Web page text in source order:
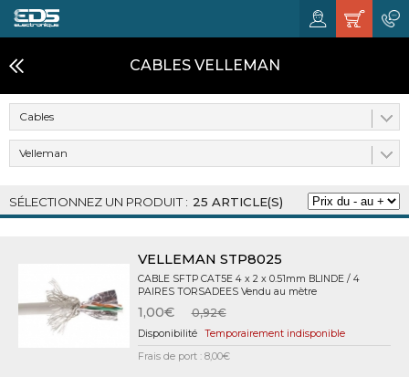
CABLES VELLEMAN
Cables
Velleman
25 ARTICLE(S)
VELLEMAN STP8025
CABLE SFTP CAT5E 4 x 2 x 0.51mm BLINDE / 4
PAIRES TORSADEES Vendu au mètre
1,00€ 0,92€
Temporairement indisponible
Frais de port : 8,00€